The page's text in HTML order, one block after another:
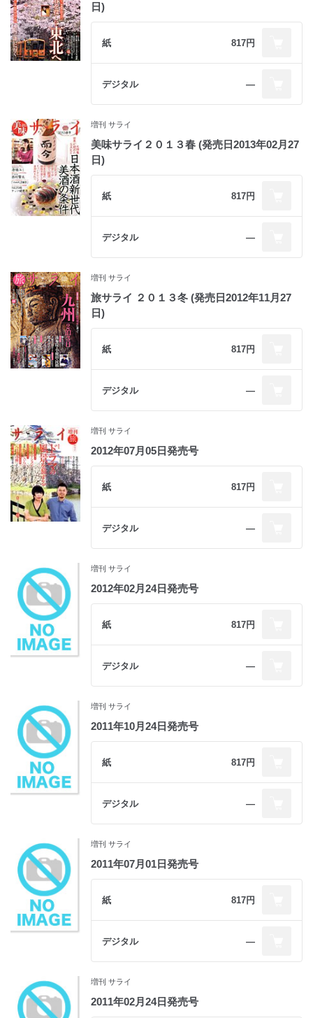
日)
紙 817円
デジタル ―
増刊 サライ
美味サライ２０１３春 (発売日2013年02月27
日)
紙 817円
デジタル ―
増刊 サライ
旅サライ ２０１３冬 (発売日2012年11月27
日)
紙 817円
デジタル ―
増刊 サライ
2012年07月05日発売号
紙 817円
デジタル ―
増刊 サライ
2012年02月24日発売号
紙 817円
デジタル ―
増刊 サライ
2011年10月24日発売号
紙 817円
デジタル ―
増刊 サライ
2011年07月01日発売号
紙 817円
デジタル ―
増刊 サライ
2011年02月24日発売号